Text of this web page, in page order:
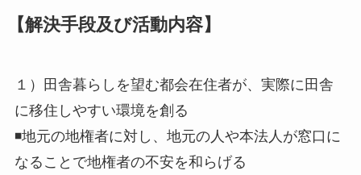
【解決手段及び活動内容】
１）田舎暮らしを望む都会在住者が、実際に田舎
に移住しやすい環境を創る
◾地元の地権者に対し、地元の人や本法人が窓口に
なることで地権者の不安を和らげる